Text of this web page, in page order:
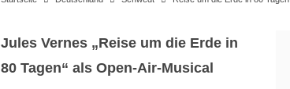
Jules Vernes „Reise um die Erde in
80 Tagen“ als Open-Air-Musical